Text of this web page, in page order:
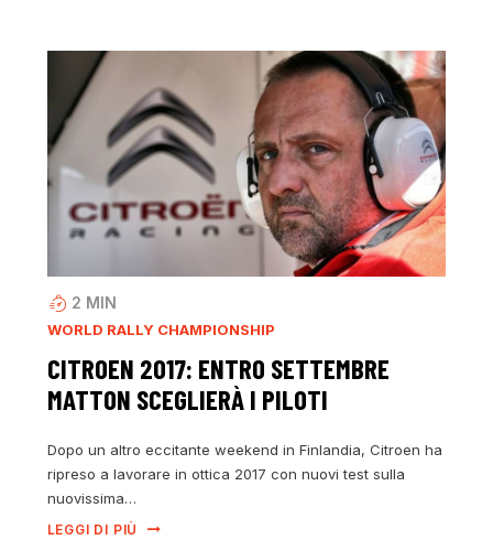
2 MIN
WORLD RALLY CHAMPIONSHIP
CITROEN 2017: ENTRO SETTEMBRE
MATTON SCEGLIERÀ I PILOTI
Dopo un altro eccitante weekend in Finlandia, Citroen ha
ripreso a lavorare in ottica 2017 con nuovi test sulla
nuovissima…
LEGGI DI PIÙ